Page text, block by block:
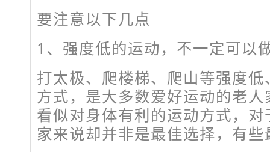
要注意以下几点
1、强度低的运动，不一定可以
打太极、爬楼梯、爬山等强度
方式，是大多数爱好运动的老
看似对身体有利的运动方式，
家来说却并非是最佳选择，有